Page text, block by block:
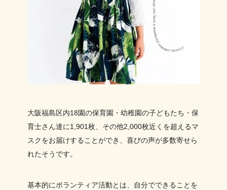
大阪福島区内18園の保育園・幼稚園の子どもたち・保
育士さん達に1,901枚、その他2,000枚近くを超えるマ
スクをお届けすることができ、喜びの声が多数寄せら
れたそうです。
基本的にボランティア活動とは、自分でできることを